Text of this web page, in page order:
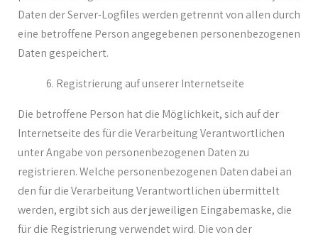
Daten der Server-Logfiles werden getrennt von allen durch
eine betroffene Person angegebenen personenbezogenen
Daten gespeichert.
Registrierung auf unserer Internetseite
Die betroffene Person hat die Möglichkeit, sich auf der
Internetseite des für die Verarbeitung Verantwortlichen
unter Angabe von personenbezogenen Daten zu
registrieren. Welche personenbezogenen Daten dabei an
den für die Verarbeitung Verantwortlichen übermittelt
werden, ergibt sich aus der jeweiligen Eingabemaske, die
für die Registrierung verwendet wird. Die von der